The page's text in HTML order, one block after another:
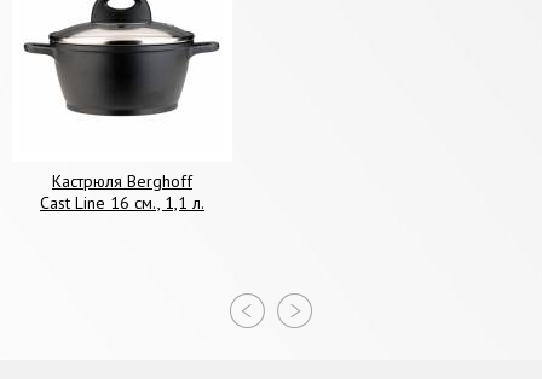
Кастрюля Berghoff
Cast Line 16 см., 1,1 л.